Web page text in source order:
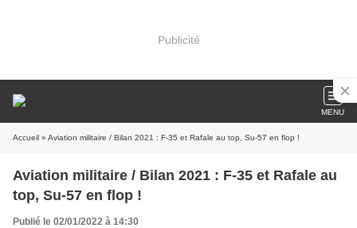
Publicité
MENU
Accueil » Aviation militaire / Bilan 2021 : F-35 et Rafale au top, Su-57 en flop !
Aviation militaire / Bilan 2021 : F-35 et Rafale au
top, Su-57 en flop !
Publié le 02/01/2022 à 14:30